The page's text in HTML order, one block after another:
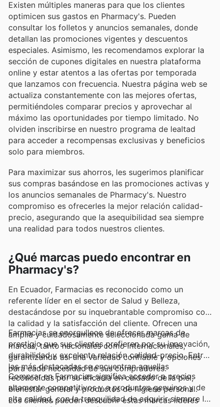
Existen múltiples maneras para que los clientes
optimicen sus gastos en Pharmacy's. Pueden
consultar los folletos y anuncios semanales, donde
detallan las promociones vigentes y descuentos
especiales. Asimismo, les recomendamos explorar la
sección de cupones digitales en nuestra plataforma
online y estar atentos a las ofertas por temporada
que lanzamos con frecuencia. Nuestra página web se
actualiza constantemente con las mejores ofertas,
permitiéndoles comparar precios y aprovechar al
máximo las oportunidades por tiempo limitado. No
olviden inscribirse en nuestro programa de lealtad
para acceder a recompensas exclusivas y beneficios
solo para miembros.
Para maximizar sus ahorros, les sugerimos planificar
sus compras basándose en las promociones activas y
los anuncios semanales de Pharmacy's. Nuestro
compromiso es ofrecerles la mejor relación calidad-
precio, asegurando que la asequibilidad sea siempre
una realidad para todos nuestros clientes.
¿Qué marcas puedo encontrar en
Pharmacy's?
En Ecuador, Farmacias es reconocido como un
referente líder en el sector de Salud y Belleza,
destacándose por su inquebrantable compromiso con
la calidad y la satisfacción del cliente. Ofrecen una
amplia y cuidadosamente seleccionada gama de
marcas, tanto nacionales como internacionales,
garantizando así una variedad confiable y opciones
para cada necesidad de sus compradores.
Farmacias se enorgullece de ofrecer marcas de
prestigio que sus clientes prefieren por su innovación,
durabilidad y excelente relación calidad-precio. Entre
las más destacadas se encuentran aquellas
reconocidas por su eficacia en cuidado de la piel,
bienestar general y productos de higiene personal.
Los clientes pueden descubrir estas marcas líderes
Comprar en Farmacias significa acceder a precios
altamente competitivos y a productos genuinos y de
alta calidad, con la tranquilidad de adquirir siempre lo